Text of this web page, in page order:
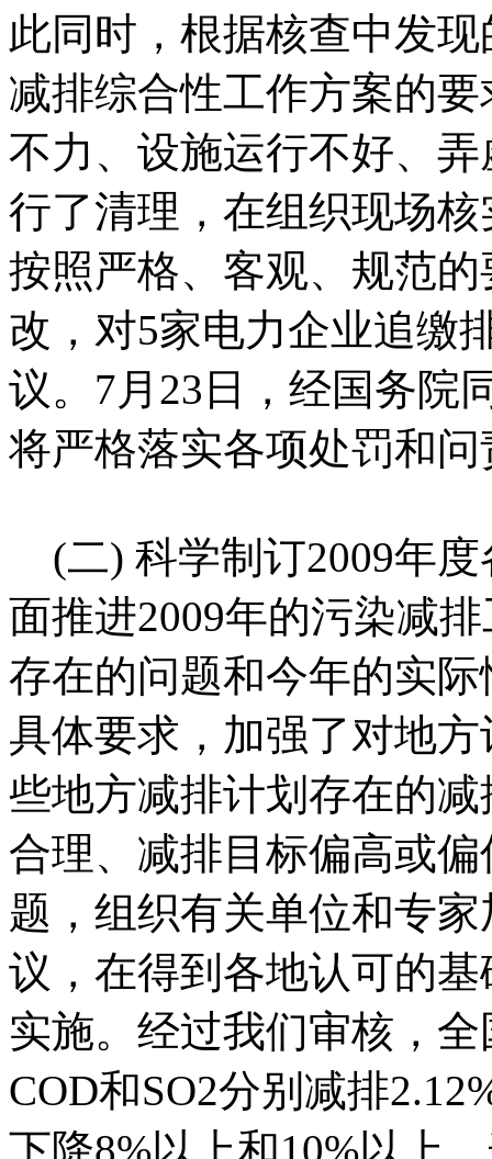
此同时，根据核查中发
减排综合性工作方案的
不力、设施运行不好、
行了清理，在组织现场
按照严格、客观、规范
改，对5家电力企业追缴
议。7月23日，经国务院
将严格落实各项处罚和
(二) 科学制订2009年
面推进2009年的污染减
存在的问题和今年的实
具体要求，加强了对地
些地方减排计划存在的
合理、减排目标偏高或
题，组织有关单位和专
议，在得到各地认可的
实施。经过我们审核，
COD和SO2分别减排
下降8%以上和10%以上